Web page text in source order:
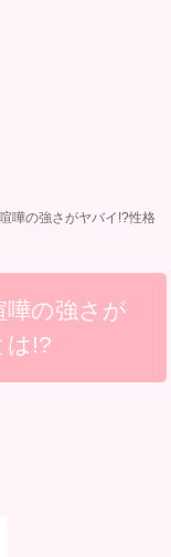
嘩の強さがヤバイ!?性格
嘩の強さが
は!?